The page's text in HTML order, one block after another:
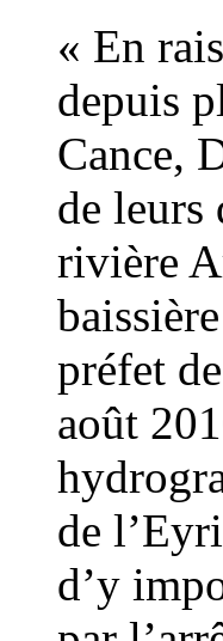
« En
depuis
Cance,
de leurs
rivière
préfet
août
de
d’y